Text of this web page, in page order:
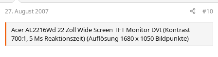
27. August 2007 #10
Acer AL2216Wd 22 Zoll Wide Screen TFT Monitor DVI (Kontrast
700:1, 5 Ms Reaktionszeit) (Auflösung 1680 x 1050 Bildpunkte)